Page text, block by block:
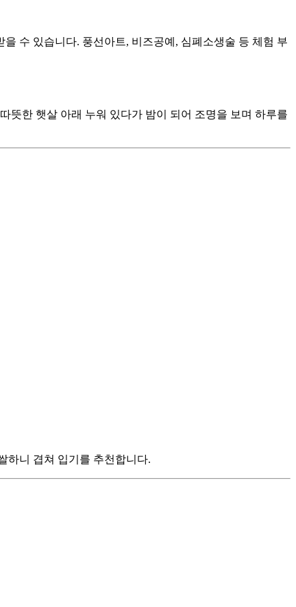
수 있습니다. 풍선아트, 비즈공예, 심폐소생술 등 체험 부
뜻한 햇살 아래 누워 있다가 밤이 되어 조명을 보며 하루를
하니 겹쳐 입기를 추천합니다.